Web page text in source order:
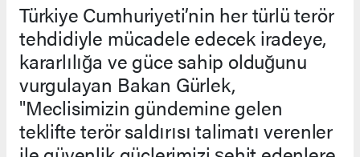
Türkiye Cumhuriyeti’nin her türlü terör
tehdidiyle mücadele edecek iradeye,
kararlılığa ve güce sahip olduğunu
vurgulayan Bakan Gürlek,
"Meclisimizin gündemine gelen
teklifte terör saldırısı talimatı verenler